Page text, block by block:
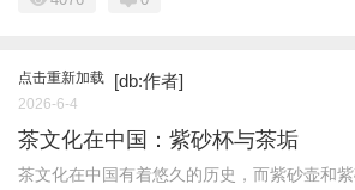
点击重新加载 [db:作者]
2026-6-4
茶文化在中国：紫砂杯与茶垢
茶文化在中国有着悠久的历史，而紫砂壶和